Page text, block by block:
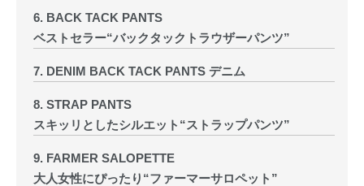
6. BACK TACK PANTS
ベストセラー“バックタックトラウザーパンツ”
7. DENIM BACK TACK PANTS デニム
8. STRAP PANTS
スキッリとしたシルエット“ストラップパンツ”
9. FARMER SALOPETTE
大人女性にぴったり“ファーマーサロペット”